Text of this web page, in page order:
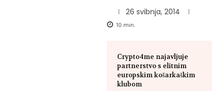
26 svibnja, 2014
10 min.
Crypto4me najavljuje
partnerstvo s elitnim
europskim košarkaškim
klubom